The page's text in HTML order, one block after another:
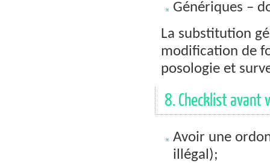
Génériques –
La substitution
modification de
posologie et
8. Checklist avant
Avoir une
illégal);